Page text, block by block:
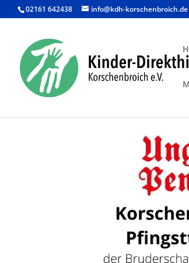
02161 642438 info@kdh-korschenbroich.de